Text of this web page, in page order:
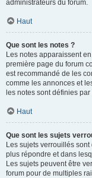
administrateurs du forum.
Haut
Que sont les notes ?
Les notes apparaissent
première page du forum
est recommandé de les
comme les annonces et
les notes sont définies
Haut
Que sont les sujets
Les sujets verrouillés
plus répondre et dans
Les sujets peuvent être
forum pour de multiples